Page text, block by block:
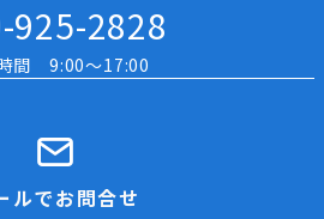
925-2828
間 9:00～17:00
ルでお問合せ